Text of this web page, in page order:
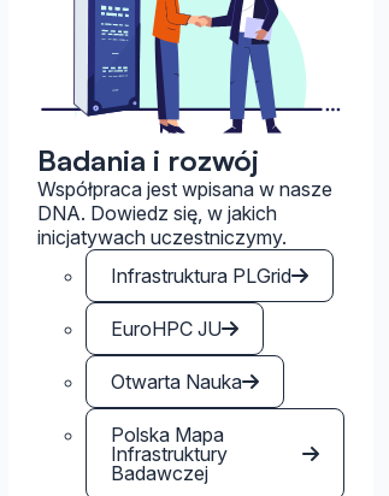
Badania i rozwój
Współpraca jest wpisana w nasze
DNA. Dowiedz się, w jakich
inicjatywach uczestniczymy.
Infrastruktura PLGrid
EuroHPC JU
Otwarta Nauka
Polska Mapa
Infrastruktury
Badawczej